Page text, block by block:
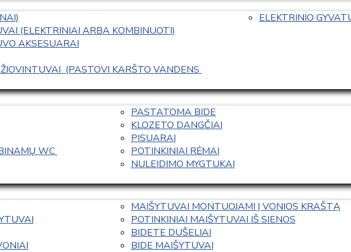
(ELEKTRINIAI ARBA KOMBINUOTI)
AKSESUARAI
(PASTOVI KARŠTO VANDENS
ELEKTRINIO
WC
PASTATOMA BIDE
KLOZETO DANGČIAI
PISUARAI
POTINKINIAI RĖMAI
NULEIDIMO MYGTUKAI
MAIŠYTUVAI MONTUOJAMI Į VONIOS KRAŠTĄ
POTINKINIAI MAIŠYTUVAI IŠ SIENOS
BIDETE DUŠELIAI
BIDE MAIŠYTUVAI